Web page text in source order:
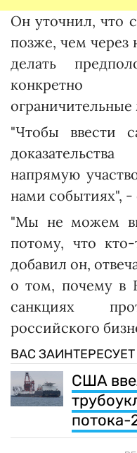
Он уточнил, что
позже, чем через
делать
конкретно
"Чтобы ввести
напрямую
нами событиях", -
"Мы не можем
потому, что
добавил он,
о том, почему в
санкциях
российского
ВАС ЗАИНТЕРЕСУЕТ
США
потока-